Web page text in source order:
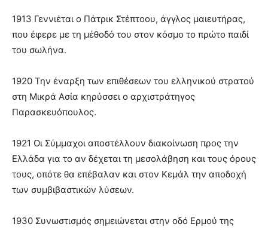
1913 Γεννιέται ο Πάτρικ Στέπτοου, άγγλος μαιευτήρας,
που έφερε με τη μέθοδό του στον κόσμο το πρώτο παιδί
του σωλήνα.
1920 Την έναρξη των επιθέσεων του ελληνικού στρατού
στη Μικρά Ασία κηρύσσει ο αρχιστράτηγος
Παρασκευόπουλος.
1921 Οι Σύμμαχοι αποστέλλουν διακοίνωση προς την
Ελλάδα για το αν δέχεται τη μεσολάβηση και τους όρους
τους, οπότε θα επέβαλαν και στον Κεμάλ την αποδοχή
των συμβιβαστικών λύσεων.
1930 Συνωστισμός σημειώνεται στην οδό Ερμού της